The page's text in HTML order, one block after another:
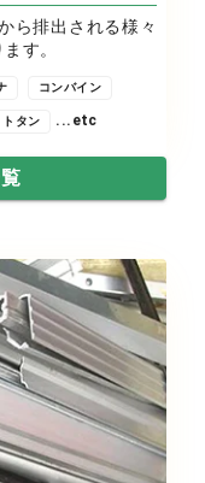
ら排出される様々
す。
コンバイン
トタン ...etc